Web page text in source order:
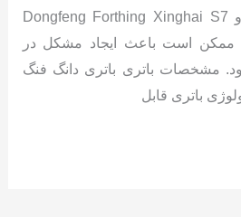
آمپراژ بالاتر برای خودرو Dongfeng Forthing Xinghai S7
ممکن است باعث ایجاد مشکل در
مشخصات باتری باتری دانگ فنگ